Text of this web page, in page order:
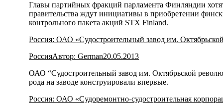
Главы партийных фракций парламента Финляндии
правительства ждут инициативы в приобретении
контрольного пакета акций STX Finland.
Россия: ОАО «Судостроительный завод им.
РоссияАвтор: German20.05.2013
ОАО “Судостроительный завод им. Октябрьской
рода на заводе конструировали впервые.
Россия: ОАО «Судоремонтно-судостроительная